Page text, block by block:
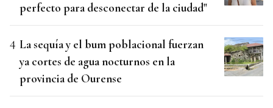
perfecto para desconectar de la ciudad"
La sequía y el bum poblacional fuerzan
ya cortes de agua nocturnos en la
provincia de Ourense